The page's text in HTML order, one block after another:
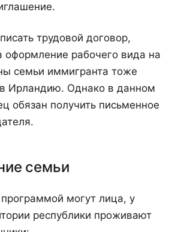
трудовой договор,
рабочего вида на
семьи иммигранта тоже
в Ирландию. Однако в данном
обязан получить письменное
семьи
программой могут лица, у
республики проживают